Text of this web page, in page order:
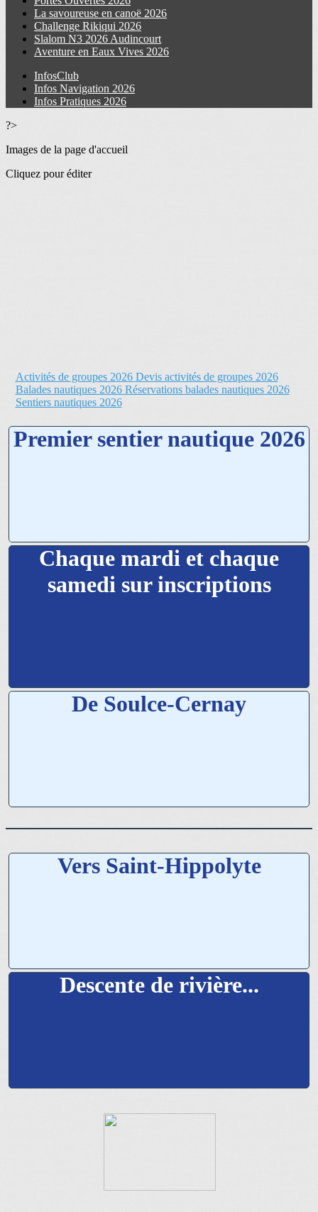
La savoureuse en canoë 2026
Challenge Rikiqui 2026
Slalom N3 2026 Audincourt
Aventure en Eaux Vives 2026
InfosClub
Infos Navigation 2026
Infos Pratiques 2026
?>
Images de la page d'accueil
Cliquez pour éditer
Activités de groupes 2026 Devis activités de groupes 2026
Balades nautiques 2026 Réservations balades nautiques 2026
Sentiers nautiques 2026
Premier sentier nautique 2026
Chaque mardi et chaque
samedi sur inscriptions
De Soulce-Cernay
Vers Saint-Hippolyte
Descente de rivière...